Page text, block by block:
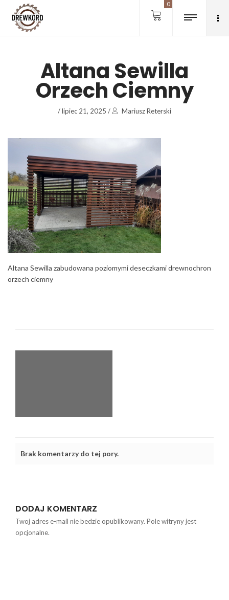
0
Altana Sewilla
Orzech Ciemny
/lipiec 21, 2025 / Mariusz Reterski
Altana Sewilla zabudowana poziomymi deseczkami drewnochron
orzech ciemny
Brak komentarzy do tej pory.
DODAJ KOMENTARZ
Twoj adres e-mail nie bedzie opublikowany. Pole witryny jest
opcjonalne.